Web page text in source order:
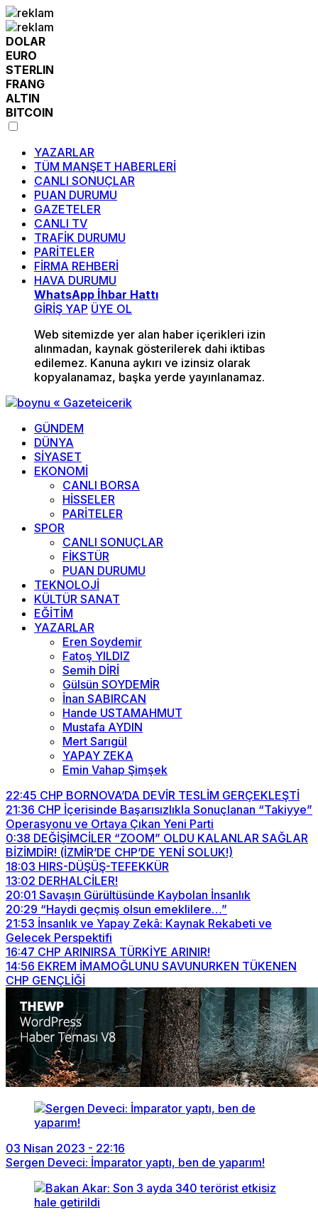
DOLAR
EURO
STERLIN
FRANG
ALTIN
BITCOIN
YAZARLAR
TÜM MANŞET HABERLERİ
CANLI SONUÇLAR
PUAN DURUMU
GAZETELER
CANLI TV
TRAFİK DURUMU
PARİTELER
FİRMA REHBERİ
HAVA DURUMU
WhatsApp İhbar Hattı
GİRİŞ YAP ÜYE OL
Web sitemizde yer alan haber içerikleri izin
alınmadan, kaynak gösterilerek dahi iktibas
edilemez. Kanuna aykırı ve izinsiz olarak
kopyalanamaz, başka yerde yayınlanamaz.
GÜNDEM
DÜNYA
SİYASET
EKONOMİ
CANLI BORSA
HİSSELER
PARİTELER
SPOR
CANLI SONUÇLAR
FİKSTÜR
PUAN DURUMU
TEKNOLOJİ
KÜLTÜR SANAT
EĞİTİM
YAZARLAR
Eren Soydemir
Fatoş YILDIZ
Semih DİRİ
Gülsün SOYDEMİR
İnan SABIRCAN
Hande USTAMAHMUT
Mustafa AYDIN
Mert Sarıgül
YAPAY ZEKA
Emin Vahap Şimşek
22:45 CHP BORNOVA’DA DEVİR TESLİM GERÇEKLEŞTİ
21:36 CHP İçerisinde Başarısızlıkla Sonuçlanan “Takiyye”
Operasyonu ve Ortaya Çıkan Yeni Parti
0:38 DEĞİŞİMCİLER “ZOOM” OLDU KALANLAR SAĞLAR
BİZİMDİR! (İZMİR’DE CHP’DE YENİ SOLUK!)
18:03 HIRS-DÜŞÜŞ-TEFEKKÜR
13:02 DERHALCİLER!
20:01 Savaşın Gürültüsünde Kaybolan İnsanlık
20:29 “Haydi geçmiş olsun emeklilere…”
21:53 İnsanlık ve Yapay Zekâ: Kaynak Rekabeti ve
Gelecek Perspektifi
16:47 CHP ARINIRSA TÜRKİYE ARINIR!
14:56 EKREM İMAMOĞLUNU SAVUNURKEN TÜKENEN
CHP GENÇLİĞİ
03 Nisan 2023 - 22:16
Sergen Deveci: İmparator yaptı, ben de yaparım!